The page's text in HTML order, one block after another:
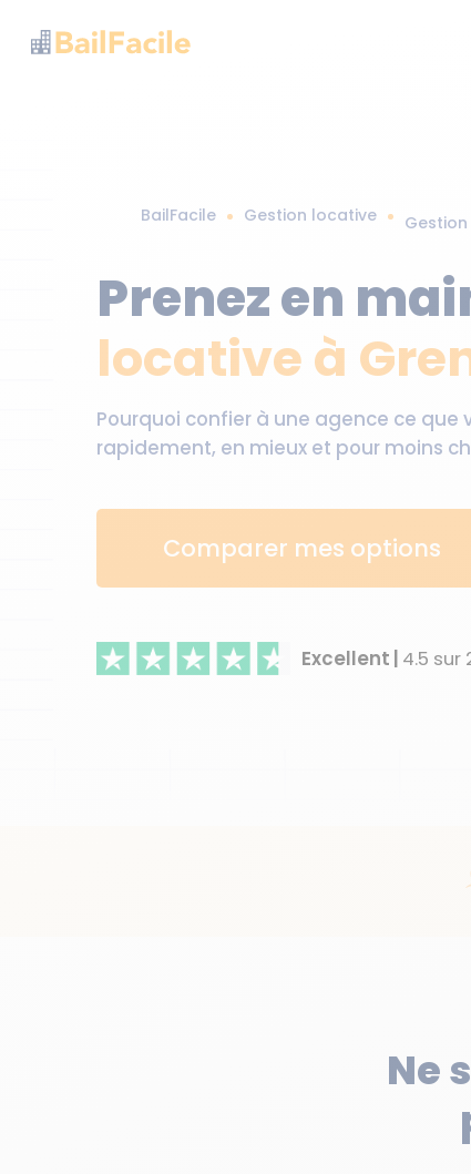
BailFacile Gestion locative
Prenez en
locative à
Pourquoi confier à une agence ce
rapidement, en mieux et pour moins
Comparer mes options
Excellent | 4.5 sur
Ne